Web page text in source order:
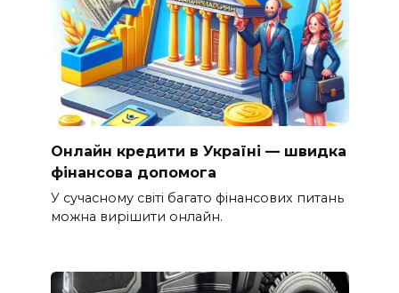
Онлайн кредити в Україні — швидка
фінансова допомога
У сучасному світі багато фінансових питань
можна вирішити онлайн.